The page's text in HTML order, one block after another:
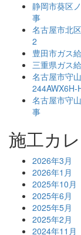
静岡市葵区
事
名古屋市北
2
豊田市ガス
三重県ガス
名古屋市守
244AWX6H-
名古屋市守
事
施工カ
2026年3月
2026年1月
2025年10月
2025年6月
2025年5月
2025年2月
2024年11月